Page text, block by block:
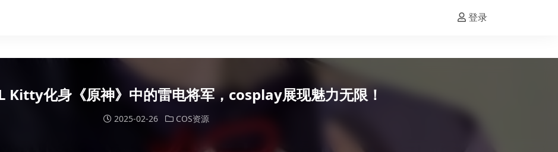
登录
Kitty化身《原神》中的雷电将军，cosplay展现魅力无限！
2025-02-26 COS资源